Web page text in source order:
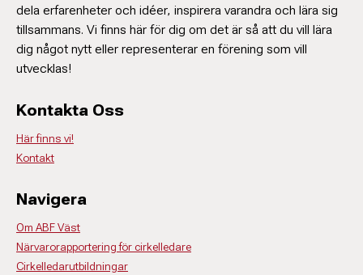
dela erfarenheter och idéer, inspirera varandra och lära sig
tillsammans. Vi finns här för dig om det är så att du vill lära
dig något nytt eller representerar en förening som vill
utvecklas!
Kontakta Oss
Här finns vi!
Kontakt
Navigera
Om ABF Väst
Närvarorapportering för cirkelledare
Cirkelledarutbildningar